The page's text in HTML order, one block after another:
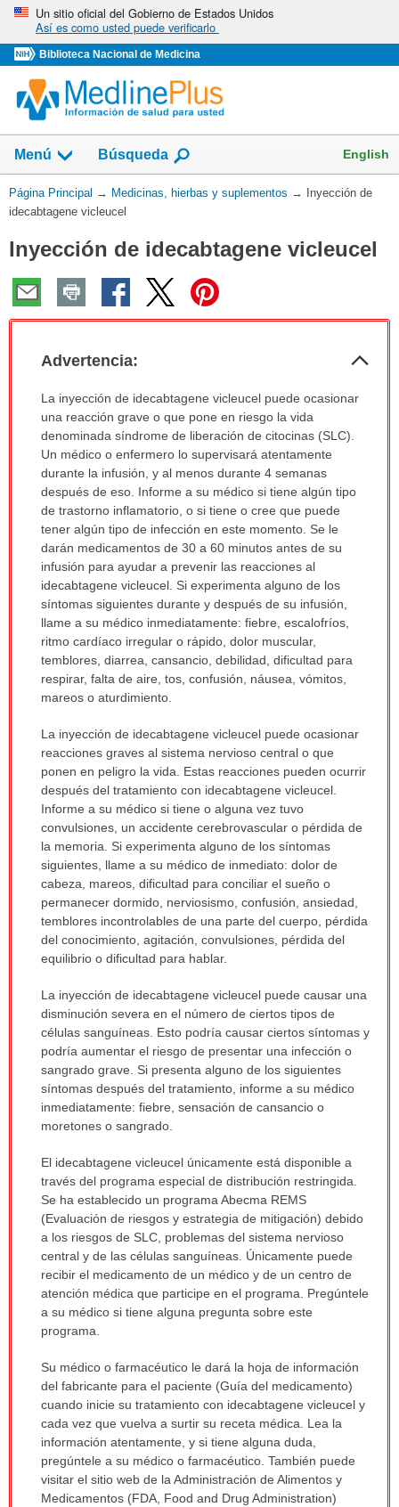
Omita
vaya
al
Contenido
Un sitio oficial del Gobierno de Estados Unidos
Así es como usted puede verificarlo
Biblioteca Nacional de Medicina
Menú
Mostrar
campo
de
Búsqueda English
Usted
está
Página Principal → Medicinas, hierbas y suplementos → Inyección de
idecabtagene vicleucel
Inyección de idecabtagene vicleucel
Advertencia:
Advertencia:
sido
extendido.
La inyección de idecabtagene vicleucel puede ocasionar
una reacción grave o que pone en riesgo la vida
denominada síndrome de liberación de citocinas (SLC).
Un médico o enfermero lo supervisará atentamente
durante la infusión, y al menos durante 4 semanas
después de eso. Informe a su médico si tiene algún tipo
de trastorno inflamatorio, o si tiene o cree que puede
tener algún tipo de infección en este momento. Se le
darán medicamentos de 30 a 60 minutos antes de su
infusión para ayudar a prevenir las reacciones al
idecabtagene vicleucel. Si experimenta alguno de los
síntomas siguientes durante y después de su infusión,
llame a su médico inmediatamente: fiebre, escalofríos,
ritmo cardíaco irregular o rápido, dolor muscular,
temblores, diarrea, cansancio, debilidad, dificultad para
respirar, falta de aire, tos, confusión, náusea, vómitos,
mareos o aturdimiento.
La inyección de idecabtagene vicleucel puede ocasionar
reacciones graves al sistema nervioso central o que
ponen en peligro la vida. Estas reacciones pueden ocurrir
después del tratamiento con idecabtagene vicleucel.
Informe a su médico si tiene o alguna vez tuvo
convulsiones, un accidente cerebrovascular o pérdida de
la memoria. Si experimenta alguno de los síntomas
siguientes, llame a su médico de inmediato: dolor de
cabeza, mareos, dificultad para conciliar el sueño o
permanecer dormido, nerviosismo, confusión, ansiedad,
temblores incontrolables de una parte del cuerpo, pérdida
del conocimiento, agitación, convulsiones, pérdida del
equilibrio o dificultad para hablar.
La inyección de idecabtagene vicleucel puede causar una
disminución severa en el número de ciertos tipos de
células sanguíneas. Esto podría causar ciertos síntomas y
podría aumentar el riesgo de presentar una infección o
sangrado grave. Si presenta alguno de los siguientes
síntomas después del tratamiento, informe a su médico
inmediatamente: fiebre, sensación de cansancio o
moretones o sangrado.
El idecabtagene vicleucel únicamente está disponible a
través del programa especial de distribución restringida.
Se ha establecido un programa Abecma REMS
(Evaluación de riesgos y estrategia de mitigación) debido
a los riesgos de SLC, problemas del sistema nervioso
central y de las células sanguíneas. Únicamente puede
recibir el medicamento de un médico y de un centro de
atención médica que participe en el programa. Pregúntele
a su médico si tiene alguna pregunta sobre este
programa.
Su médico o farmacéutico le dará la hoja de información
del fabricante para el paciente (Guía del medicamento)
cuando inicie su tratamiento con idecabtagene vicleucel y
cada vez que vuelva a surtir su receta médica. Lea la
información atentamente, y si tiene alguna duda,
pregúntele a su médico o farmacéutico. También puede
visitar el sitio web de la Administración de Alimentos y
Medicamentos (FDA, Food and Drug Administration)